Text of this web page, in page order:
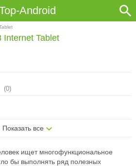
Android
(0)
Показать все
Internet Tablet
ищет многофункциональное
бы выполнять ряд полезных